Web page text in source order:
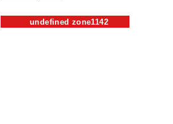
undefined zone1142